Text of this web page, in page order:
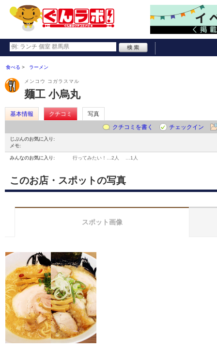
食べる ラーメン
メンコウ コガラスマル
麺工 小烏丸
基本情報 クチコミ
写真
クチコミを書く
チェックイン
じぶんのお気に入り:
メモ:
みんなのお気に入り: 行ってみたい！… 2人 1人
このお店・スポットの写真
スポット画像